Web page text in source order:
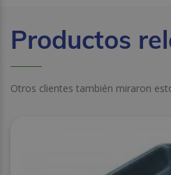
Productos
Otros clientes también miraron